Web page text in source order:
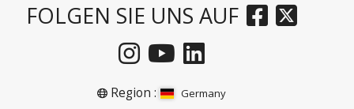
FOLGEN SIE UNS AUF
Region : Germany